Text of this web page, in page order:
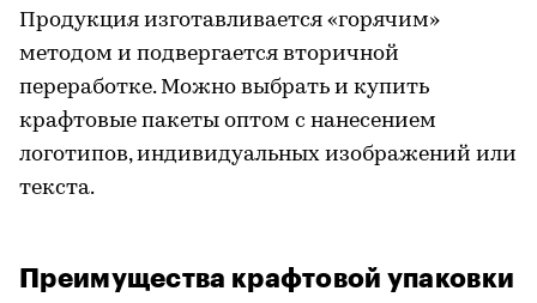
Продукция изготавливается «горячим»
методом и подвергается вторичной
переработке. Можно выбрать и купить
крафтовые пакеты оптом с нанесением
логотипов, индивидуальных изображений или
текста.
Преимущества крафтовой упаковки